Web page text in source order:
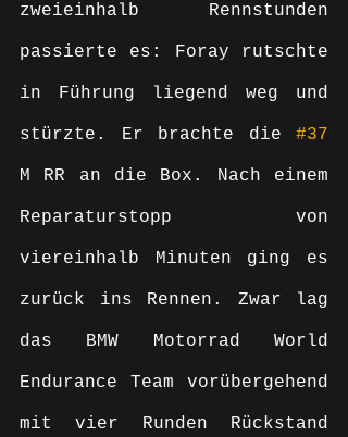
zweieinhalb Rennstunden
passierte es: Foray rutschte
in Führung liegend weg und
stürzte. Er brachte die #37
M RR an die Box. Nach einem
Reparaturstopp von
viereinhalb Minuten ging es
zurück ins Rennen. Zwar lag
das BMW Motorrad World
Endurance Team vorübergehend
mit vier Runden Rückstand